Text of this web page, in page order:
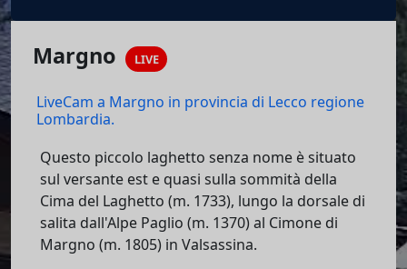
Margno LIVE
LiveCam a Margno in provincia di Lecco regione
Lombardia.
Questo piccolo laghetto senza nome è situato
sul versante est e quasi sulla sommità della
Cima del Laghetto (m. 1733), lungo la dorsale di
salita dall'Alpe Paglio (m. 1370) al Cimone di
Margno (m. 1805) in Valsassina.